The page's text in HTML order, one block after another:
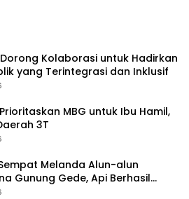
Dorong Kolaborasi untuk Hadirkan
yang Terintegrasi dan Inklusif
MBG untuk Ibu Hamil,
3T
Melanda Alun-alun
Gunung Gede, Api Berhasil